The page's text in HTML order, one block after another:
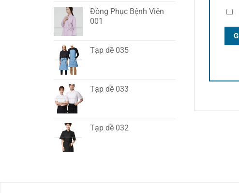
Đồng Phục Bệnh Viện
001
Tạp dề 035
Tạp dề 033
Tạp dề 032